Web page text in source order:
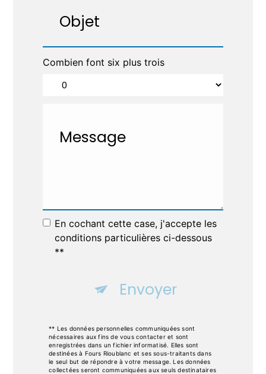
Combien font six plus trois
En cochant cette case, j'accepte les
conditions particulières ci-dessous
**
Envoyer
** Les données personnelles communiquées sont
nécessaires aux fins de vous contacter et sont
enregistrées dans un fichier informatisé. Elles sont
destinées à Fours Rioublanc et ses sous-traitants dans
le seul but de répondre à votre message. Les données
collectées seront communiquées aux seuls destinataires